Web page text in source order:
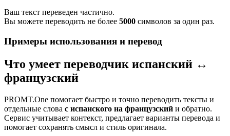
Ваш текст переведен частично.
Вы можете переводить не более 5000 символов за один раз.
Примеры использования и перевод
Что умеет переводчик испанский ↔
французский
PROMT.One помогает быстро и точно переводить тексты и
отдельные слова с испанского на французский и обратно.
Сервис учитывает контекст, предлагает варианты перевода и
помогает сохранять смысл и стиль оригинала.